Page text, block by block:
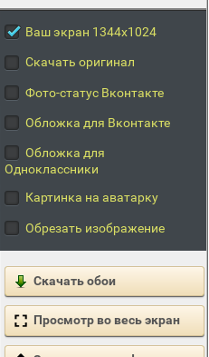
Ваш экран 1344x1024
Скачать оригинал
Фото-статус Вконтакте
Обложка для Вконтакте
Обложка для
Одноклассники
Картинка на аватарку
Обрезать изображение
Скачать обои
Просмотр во весь экран